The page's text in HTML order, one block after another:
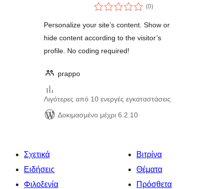
website contents
(0αξιολογήσεις
σύνολο
)
Personalize your site’s content. Show or
hide content according to the visitor’s
profile. No coding required!
prappo
Λιγότερες από 10 ενεργές εγκαταστάσεις
Δοκιμασμένο μέχρι 6.2.10
Σχετικά
Ειδήσεις
Φιλοξενία
Βιτρίνα
Θέματα
Πρόσθετα